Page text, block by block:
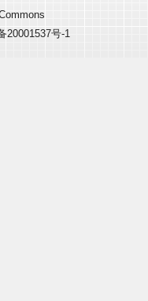
20001537号-1